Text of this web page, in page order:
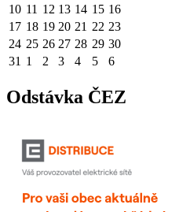
10 11 12 13 14 15 16
17 18 19 20 21 22 23
24 25 26 27 28 29 30
31 1 2 3 4 5 6
Odstávka ČEZ